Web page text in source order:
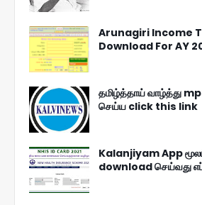
Arunagiri Income
Download For AY
தமிழ்த்தாய் வாழ்த்து
செய்ய click this link
Kalanjiyam App
download செய்வது